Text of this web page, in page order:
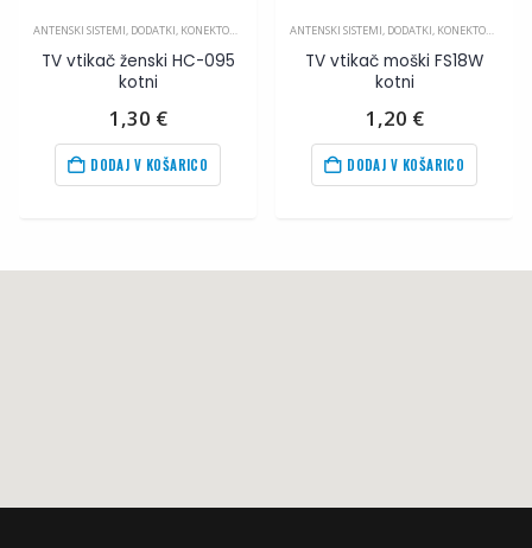
ANTENSKI SISTEMI, DODATKI, KONEKTORJI IN SPOJKE
TV vtikač ženski HC-095
kotni
1,30 €
DODAJ V KOŠARICO
ANTENSKI SISTEMI, DODATKI, KONEKTORJI IN SPOJKE
TV vtikač moški FS18W
kotni
1,20 €
DODAJ V KOŠARICO